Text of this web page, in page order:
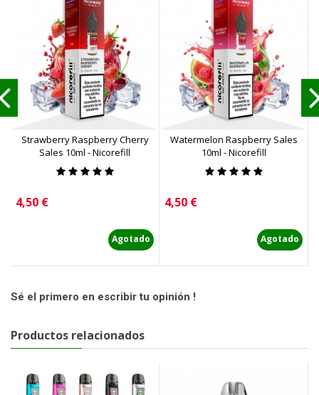
Strawberry Raspberry Cherry
Sales 10ml - Nicorefill
Precio
4,50 €
Agotado
Watermelon Raspberry Sales
10ml - Nicorefill
Precio
4,50 €
Agotado
Sé el primero en escribir tu opinión !
Productos relacionados